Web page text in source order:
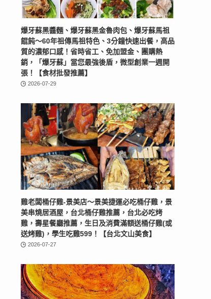
爆牙蘇黑醬麵、爆牙蘇黑金魯肉包、爆牙蘇馬祖
餛飩～60年祖傳馬祖特色、3分鐘快速出餐，高品
質的濃郁口感！省時省工、免加盟金、團購熱
銷，「爆牙蘇」當您最強後盾，微型創業一週開
張！【食材批發推薦】
2026-07-29
雞老闆桶仔雞-景美店〜景美捷運必吃桶仔雞，景
美串燒居酒屋，台北桶仔雞推薦，台北必吃烤
雞，壽星餐廳推薦，生日及消費滿額送桶仔雞(或
送烤雞)，學生吃雞599！【台北文山美食】
2026-07-27